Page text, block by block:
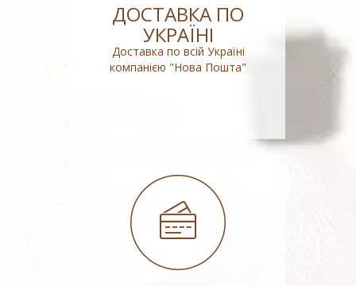
ДОСТАВКА ПО
УКРАЇНІ
Доставка по всій Україні
компанією "Нова Пошта"